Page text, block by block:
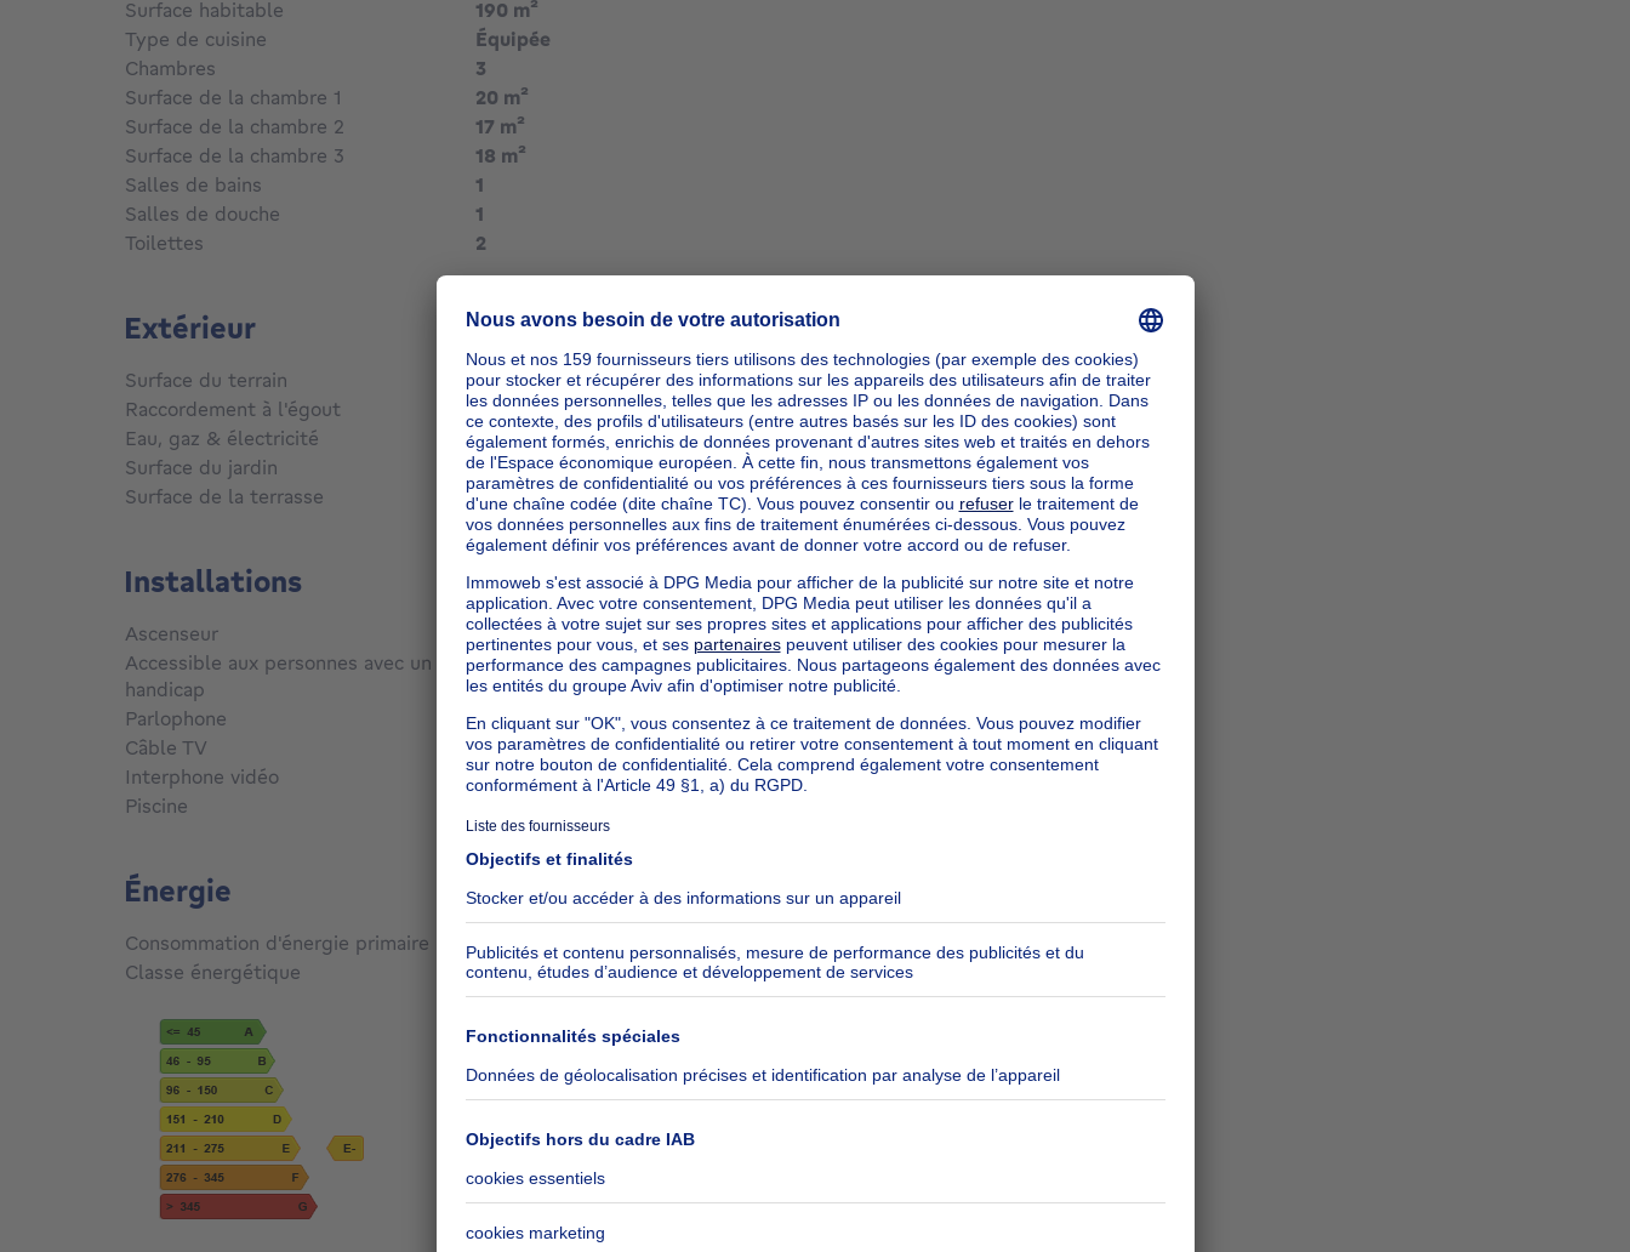
Surface habitable 190 m²
Type de cuisine
Équipée
Chambres
3
Surface de la chambre 1
20 m²
Surface de la chambre 2
17 m²
Surface de la chambre 3
18 m²
Salles de bains
1
Salles de douche
1
Toilettes
2
Extérieur
Surface du terrain 280m² mètres carrés
Raccordement à l'égout
Connecté
Eau, gaz & électricité
Oui
Surface du jardin
65m² mètres carrés
Surface de la terrasse
59m² mètres carrés
Installations
Ascenseur
Non
Accessible aux personnes avec un
handicap
Non
Parlophone
Non
Câble TV
Oui
Interphone vidéo
Non
Piscine
Énergie
Consommation d'énergie primaire 257 kWh/m²
kilowattheure par mètres carrés
Classe énergétique
E